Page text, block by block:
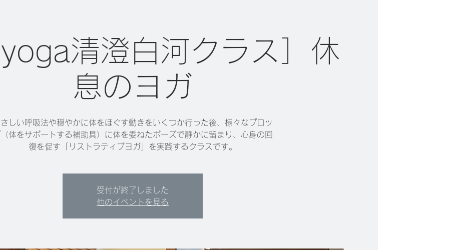
yoga清澄白河クラス］休
息のヨガ
しい呼吸法や穏やかに体をほぐす動きをいくつか行った後、様々なプロッ
（体をサポートする補助具）に体を委ねたポーズで静かに留まり、心身の回
復を促す「リストラティブヨガ」を実践するクラスです。
受付が終了しました
他のイベントを見る